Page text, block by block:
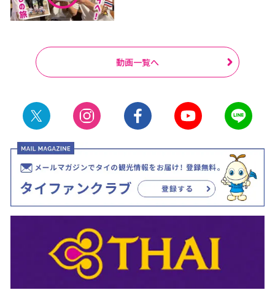
動画一覧へ